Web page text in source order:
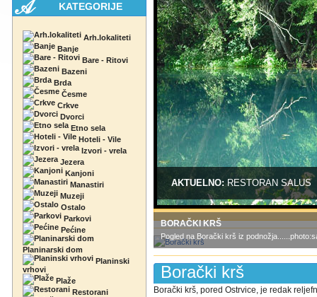
KATEGORIJE
Arh.lokaliteti
Banje
Bare - Ritovi
Bazeni
Brda
Česme
Crkve
Dvorci
Etno sela
Hoteli - Vile
Izvori - vrela
Jezera
Kanjoni
Manastiri
Muzeji
Ostalo
Parkovi
Pećine
Planinarski dom
Planinski
vrhovi
Plaže
Restorani
AKTUELNO:RESTORAN SALUS
BORAČKI KRŠ
Pogled na Borački krš iz
Borački krš
Borački krš, pored Ostrvice, je redak